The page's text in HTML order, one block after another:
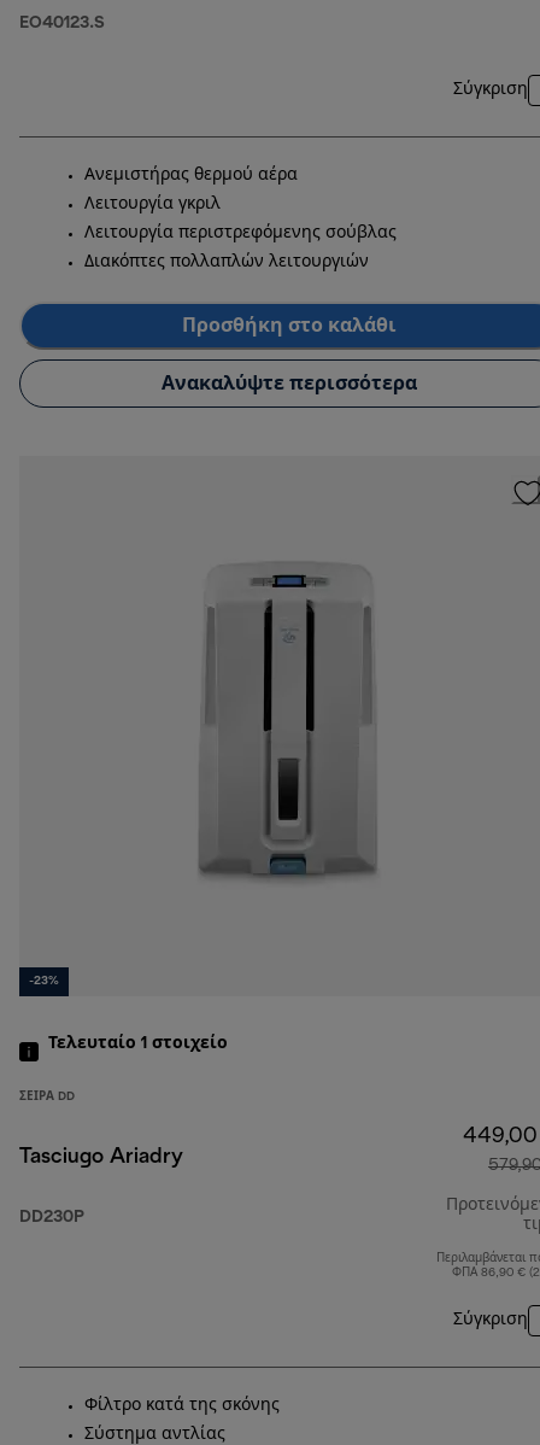
EO40123.S
Σύγκριση
Ανεμιστήρας θερμού αέρα
Λειτουργία γκριλ
Λειτουργία περιστρεφόμενης σούβλας
Διακόπτες πολλαπλών λειτουργιών
Προσθήκη στο καλάθι
Ανακαλύψτε περισσότερα
-23%
Τελευταίο 1 στοιχείο
ΣΕΙΡΆ DD
Tasciugo Ariadry
DD230P
Περιλαμβάνεται
ΦΠΑ 86,90 €
Σύγκριση
Φίλτρο κατά της σκόνης
Σύστημα αντλίας